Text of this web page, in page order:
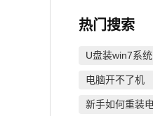
热门搜索
U盘装win7系统
电脑开不了机